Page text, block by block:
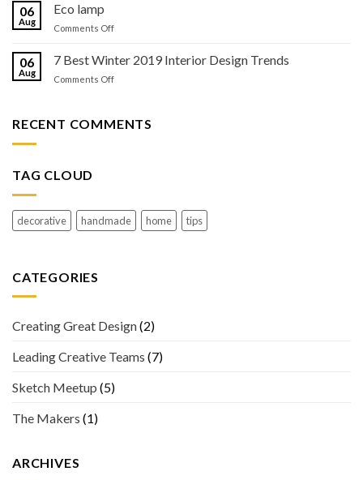
Stay
Lovers
06
Aug
Eco lamp
Comments Offon
lamp
06
Aug
7 Best Winter 2019 Interior Design Trends
Comments Offon
Winter
RECENT COMMENTS
TAG CLOUD
decorative handmade home tips
CATEGORIES
Creating Great Design(2)
Leading Creative Teams (7)
Sketch Meetup (5)
The Makers (1)
ARCHIVES